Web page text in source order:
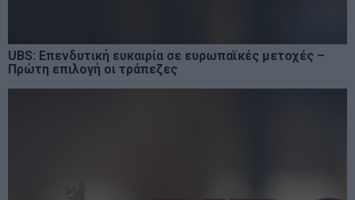
UBS: Επενδυτική ευκαιρία σε ευρωπαϊκές μετοχές –
Πρώτη επιλογή οι τράπεζες